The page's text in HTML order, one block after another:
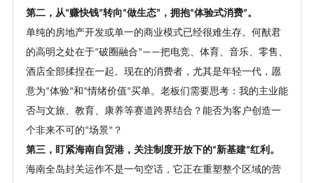
第二，从“赚快钱”转向“做生态” ，拥抱“体验式消费”。
单纯的房地产开发或单一的商业模式已经很难生存。何猷君
的高明之处在于“破圈融合”——把电竞、体育、音乐、零售、
酒店全部揉捏在一起。现在的消费者，尤其是年轻一代，愿
意为“体验”和 “情绪价值”买单。老板们需要思考：我的主业能
否与文旅、教育、康养等赛道跨界结合 ？ 能否为客户创造一
个非来不可的“场景” ？
第三，盯紧海南自贸港，关注制度开放下的“新基建”红利。
海南全岛封关运作不是一句空话，它正在重塑整个区域的营